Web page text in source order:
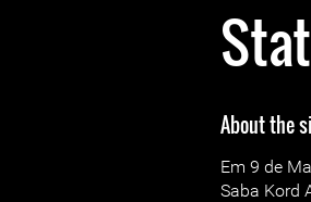
About the
Em 9 de
Saba Kord